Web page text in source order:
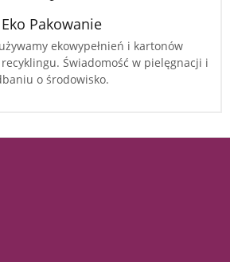
Eko Pakowanie
ekowypełnień i kartonów
Świadomość w pielęgnacji i
o środowisko.